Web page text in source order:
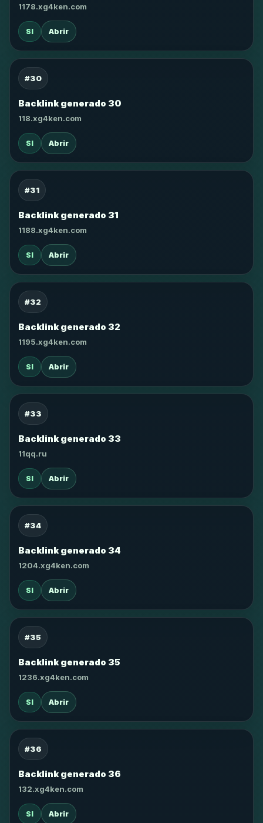
1178.xg4ken.com
SI Abrir
#30
Backlink generado 30
118.xg4ken.com
SI Abrir
#31
Backlink generado 31
1188.xg4ken.com
SI Abrir
#32
Backlink generado 32
1195.xg4ken.com
SI Abrir
#33
Backlink generado 33
11qq.ru
SI Abrir
#34
Backlink generado 34
1204.xg4ken.com
SI Abrir
#35
Backlink generado 35
1236.xg4ken.com
SI Abrir
#36
Backlink generado 36
132.xg4ken.com
SI Abrir